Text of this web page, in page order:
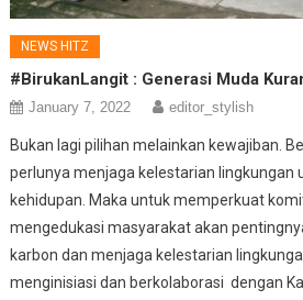
NEWS HITZ
#BirukanLangit : Generasi Muda
January 7, 2022 editor_stylish
Bukan lagi pilihan melainkan kewajiban.
perlunya menjaga kelestarian lingkungan
kehidupan. Maka untuk memperkuat
mengedukasi masyarakat akan
karbon dan menjaga kelestarian
menginisiasi dan berkolaborasi dengan